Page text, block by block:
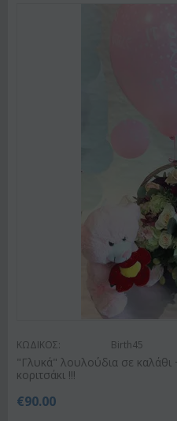
ΚΩΔΙΚΟΣ: Birth45
"Γλυκά" λουλούδια σε
κοριτσάκι !!!
€90.00